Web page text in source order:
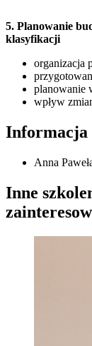
5. Planowanie
klasyfikacji
organizacja
planowanie
wpływ
Informacja
Anna
Inne